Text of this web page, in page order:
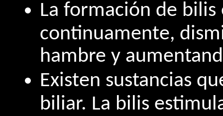
La formación de
continuamente,
hambre y
Existen sustancias
biliar. La bilis